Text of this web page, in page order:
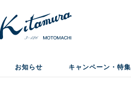
お知らせ キャンペーン・特集